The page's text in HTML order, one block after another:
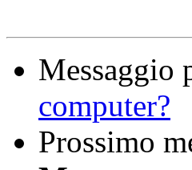
Messaggio
computer?
Prossimo